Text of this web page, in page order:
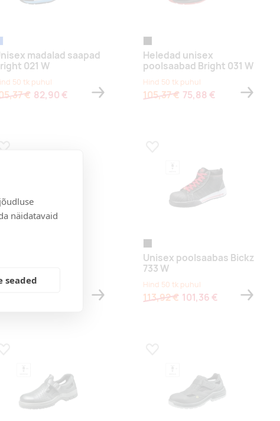
näidatavaid
seaded
madalad saapad
021 W
50 tk puhul
€ 82,90 €
Heledad unisex
poolsaabad Bright 031 W
Hind 50 tk puhul
105,37 € 75,88 €
Lisa lemmikuks
50 tk puhul
Unisex poolsaabas Bickz
733 W
Hind 50 tk puhul
113,92 € 101,36 €